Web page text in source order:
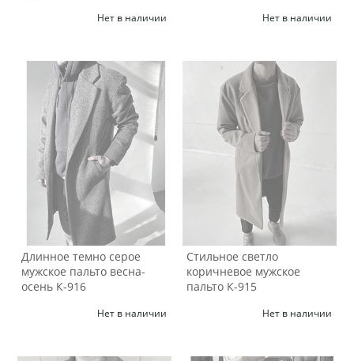
Нет в наличии Нет в наличии
Длинное темно серое
мужское пальто весна-
осень К-916
Нет в наличии
Стильное светло
коричневое мужское
пальто К-915
Нет в наличии